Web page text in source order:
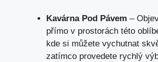
Kavárna Pod Pávem –
přímo v prostorách této
kde si můžete vychutnat
zatímco provedete rychlý